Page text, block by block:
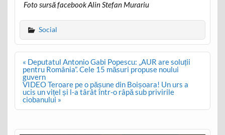
Foto sursă facebook Alin Stefan Murariu
Social
Post
navigation
« Deputatul Antonio Gabi Popescu: „AUR are soluții
pentru România”. Cele 15 măsuri propuse noului
guvern
VIDEO Teroare pe o pășune din Boișoara! Un urs a
ucis un vițel și l-a târât într-o râpă sub privirile
ciobanului »